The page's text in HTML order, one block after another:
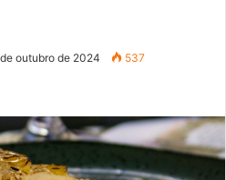
outubro de 2024 537